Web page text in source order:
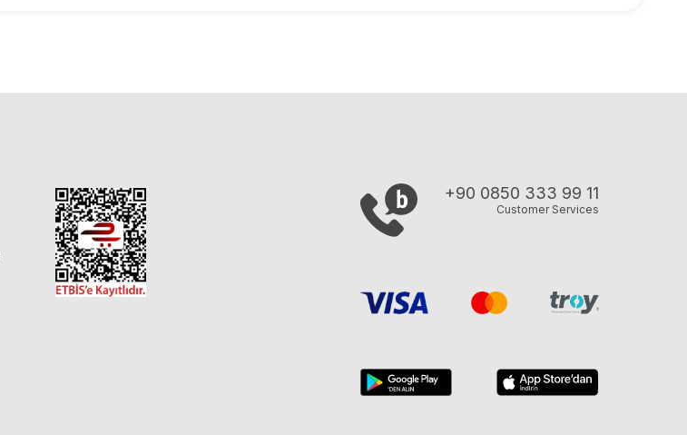
+90 0850 333 99 11
Customer Services